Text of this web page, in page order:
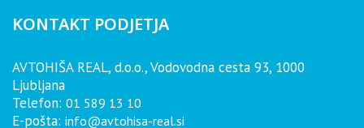
KONTAKT PODJETJA
AVTOHIŠA REAL, d.o.o., Vodovodna cesta 93, 1000
Ljubljana
Telefon: 01 589 13 10
E-pošta: info@avtohisa-real.si